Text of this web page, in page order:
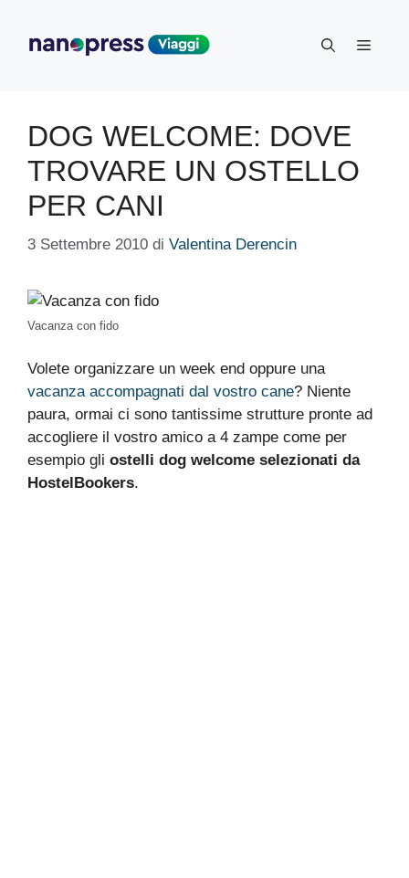
contenuto
Menu
DOG WELCOME: DOVE
TROVARE UN OSTELLO
PER CANI
3 Settembre 2010 di Valentina Derencin
Vacanza con fido
Volete organizzare un week end oppure una
vacanza accompagnati dal vostro cane? Niente
paura, ormai ci sono tantissime strutture pronte ad
accogliere il vostro amico a 4 zampe come per
esempio gli ostelli dog welcome selezionati da
HostelBookers.